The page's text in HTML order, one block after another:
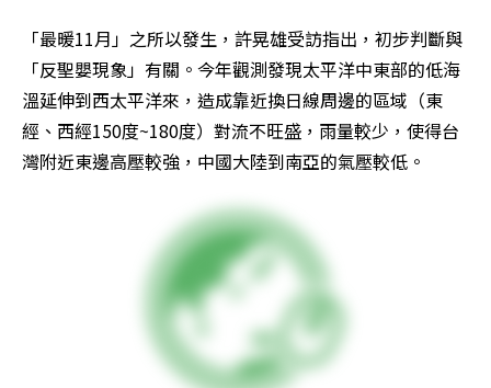
「最暖11月」之所以發生，許晃雄受訪指出，初步判斷與
「反聖嬰現象」有關。今年觀測發現太平洋中東部的低海
溫延伸到西太平洋來，造成靠近換日線周邊的區域（東
經、西經150度~180度）對流不旺盛，雨量較少，使得台
灣附近東邊高壓較強，中國大陸到南亞的氣壓較低。